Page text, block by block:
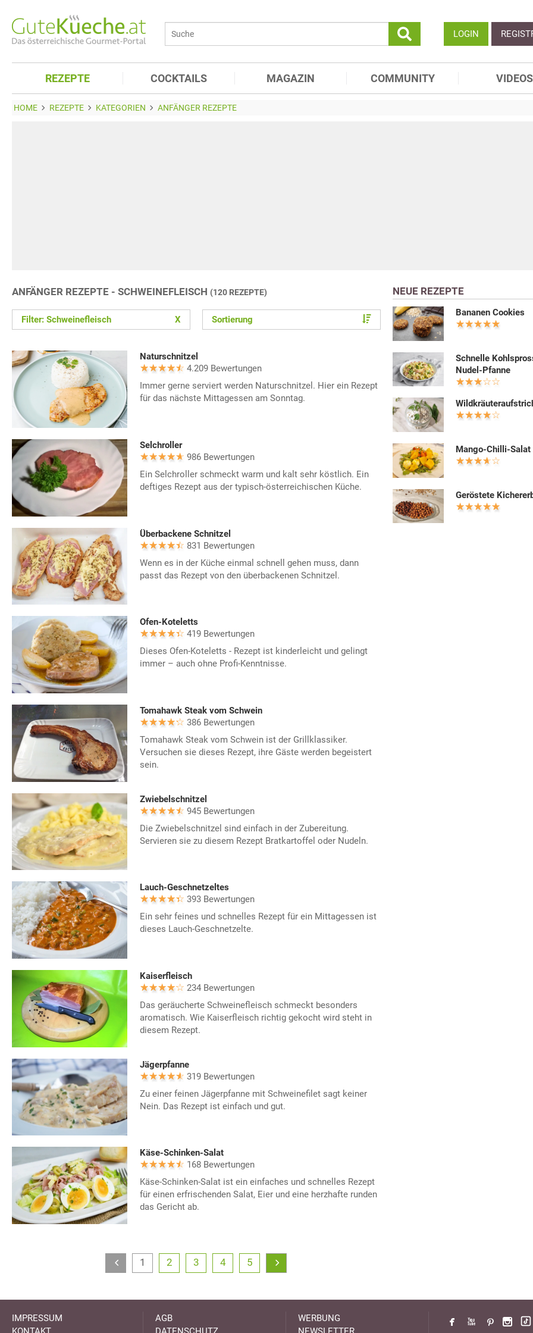
LOGIN
REZEPTE COCKTAILS MAGAZIN COMMUNITY VIDEOS
HOME REZEPTE KATEGORIEN ANFÄNGER REZEPTE
ANFÄNGER REZEPTE - SCHWEINEFLEISCH (120 REZEPTE)
Filter: Schweinefleisch X Sortierung
Naturschnitzel
4.209 Bewertungen
Immer gerne serviert werden Naturschnitzel. Hier ein Rezept
für das nächste Mittagessen am Sonntag.
Selchroller
986 Bewertungen
Ein Selchroller schmeckt warm und kalt sehr köstlich. Ein
deftiges Rezept aus der typisch-österreichischen Küche.
Überbackene Schnitzel
831 Bewertungen
Wenn es in der Küche einmal schnell gehen muss, dann
passt das Rezept von den überbackenen Schnitzel.
Ofen-Koteletts
419 Bewertungen
Dieses Ofen-Koteletts - Rezept ist kinderleicht und gelingt
immer – auch ohne Profi-Kenntnisse.
Tomahawk Steak vom Schwein
386 Bewertungen
Tomahawk Steak vom Schwein ist der Grillklassiker.
Versuchen sie dieses Rezept, ihre Gäste werden begeistert
sein.
Zwiebelschnitzel
945 Bewertungen
Die Zwiebelschnitzel sind einfach in der Zubereitung.
Servieren sie zu diesem Rezept Bratkartoffel oder Nudeln.
Lauch-Geschnetzeltes
393 Bewertungen
Ein sehr feines und schnelles Rezept für ein Mittagessen ist
dieses Lauch-Geschnetzelte.
Kaiserfleisch
234 Bewertungen
Das geräucherte Schweinefleisch schmeckt besonders
aromatisch. Wie Kaiserfleisch richtig gekocht wird steht in
diesem Rezept.
Jägerpfanne
319 Bewertungen
Zu einer feinen Jägerpfanne mit Schweinefilet sagt keiner
Nein. Das Rezept ist einfach und gut.
Käse-Schinken-Salat
168 Bewertungen
Käse-Schinken-Salat ist ein einfaches und schnelles Rezept
für einen erfrischenden Salat, Eier und eine herzhafte runden
das Gericht ab.
1 2 3 4 5
NEUE REZEPTE
Bananen Cookies
Schnelle
Nudel-Pfanne
Mango-Chilli-Salat
Geröstete
IMPRESSUM
AGB
WERBUNG